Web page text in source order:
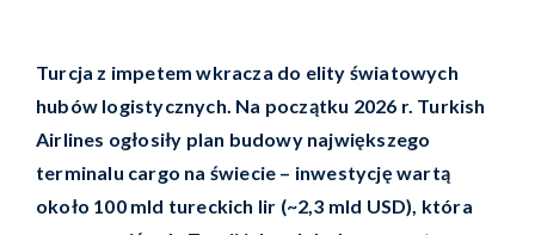
Turcja z impetem wkracza do elity światowych
hubów logistycznych. Na początku 2026 r. Turkish
Airlines ogłosiły plan budowy największego
terminalu cargo na świecie – inwestycję wartą
około 100 mld tureckich lir (~2,3 mld USD), która